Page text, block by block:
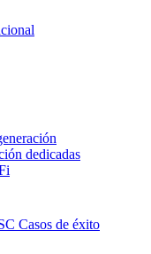
dedicadas
Casos de éxito